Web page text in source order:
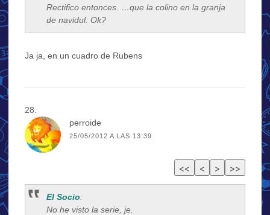
Rectifico entonces. …que la colino en la granja
de navidul. Ok?
Ja ja, en un cuadro de Rubens
perroide
25/05/2012 A LAS 13:39
El Socio:
No he visto la serie, je.